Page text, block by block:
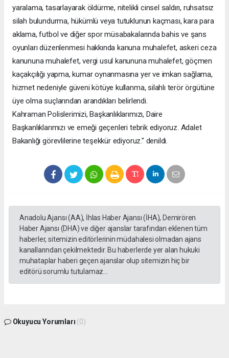
yaralama, tasarlayarak öldürme, nitelikli cinsel saldırı, ruhsatsız
silah bulundurma, hükümlü veya tutuklunun kaçması, kara para
aklama, futbol ve diğer spor müsabakalarında bahis ve şans
oyunları düzenlenmesi hakkında kanuna muhalefet, askeri ceza
kanununa muhalefet, vergi usul kanununa muhalefet, göçmen
kaçakçılığı yapma, kumar oynanmasına yer ve imkan sağlama,
hizmet nedeniyle güveni kötüye kullanma, silahlı terör örgütüne
üye olma suçlarından arandıkları belirlendi.
Kahraman Polislerimizi, Başkanlıklarımızı, Daire
Başkanlıklarımızı ve emeği geçenleri tebrik ediyoruz. Adalet
Bakanlığı görevlilerine teşekkür ediyoruz." denildi.
Anadolu Ajansı (AA), İhlas Haber Ajansı (İHA), Demirören
Haber Ajansı (DHA) ve diğer ajanslar tarafından eklenen tüm
haberler, sitemizin editörlerinin müdahalesi olmadan ajans
kanallarından çekilmektedir. Bu haberlerde yer alan hukuki
muhataplar haberi geçen ajanslar olup sitemizin hiç bir
editörü sorumlu tutulamaz...
Okuyucu Yorumları (0)